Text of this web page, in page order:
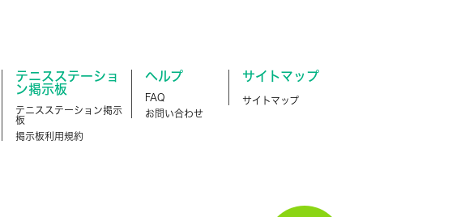
テニスステーショ
ン掲示板
テニスステーション掲示
板
掲示板利用規約
ヘルプ
FAQ
お問い合わせ
サイトマップ
サイトマップ